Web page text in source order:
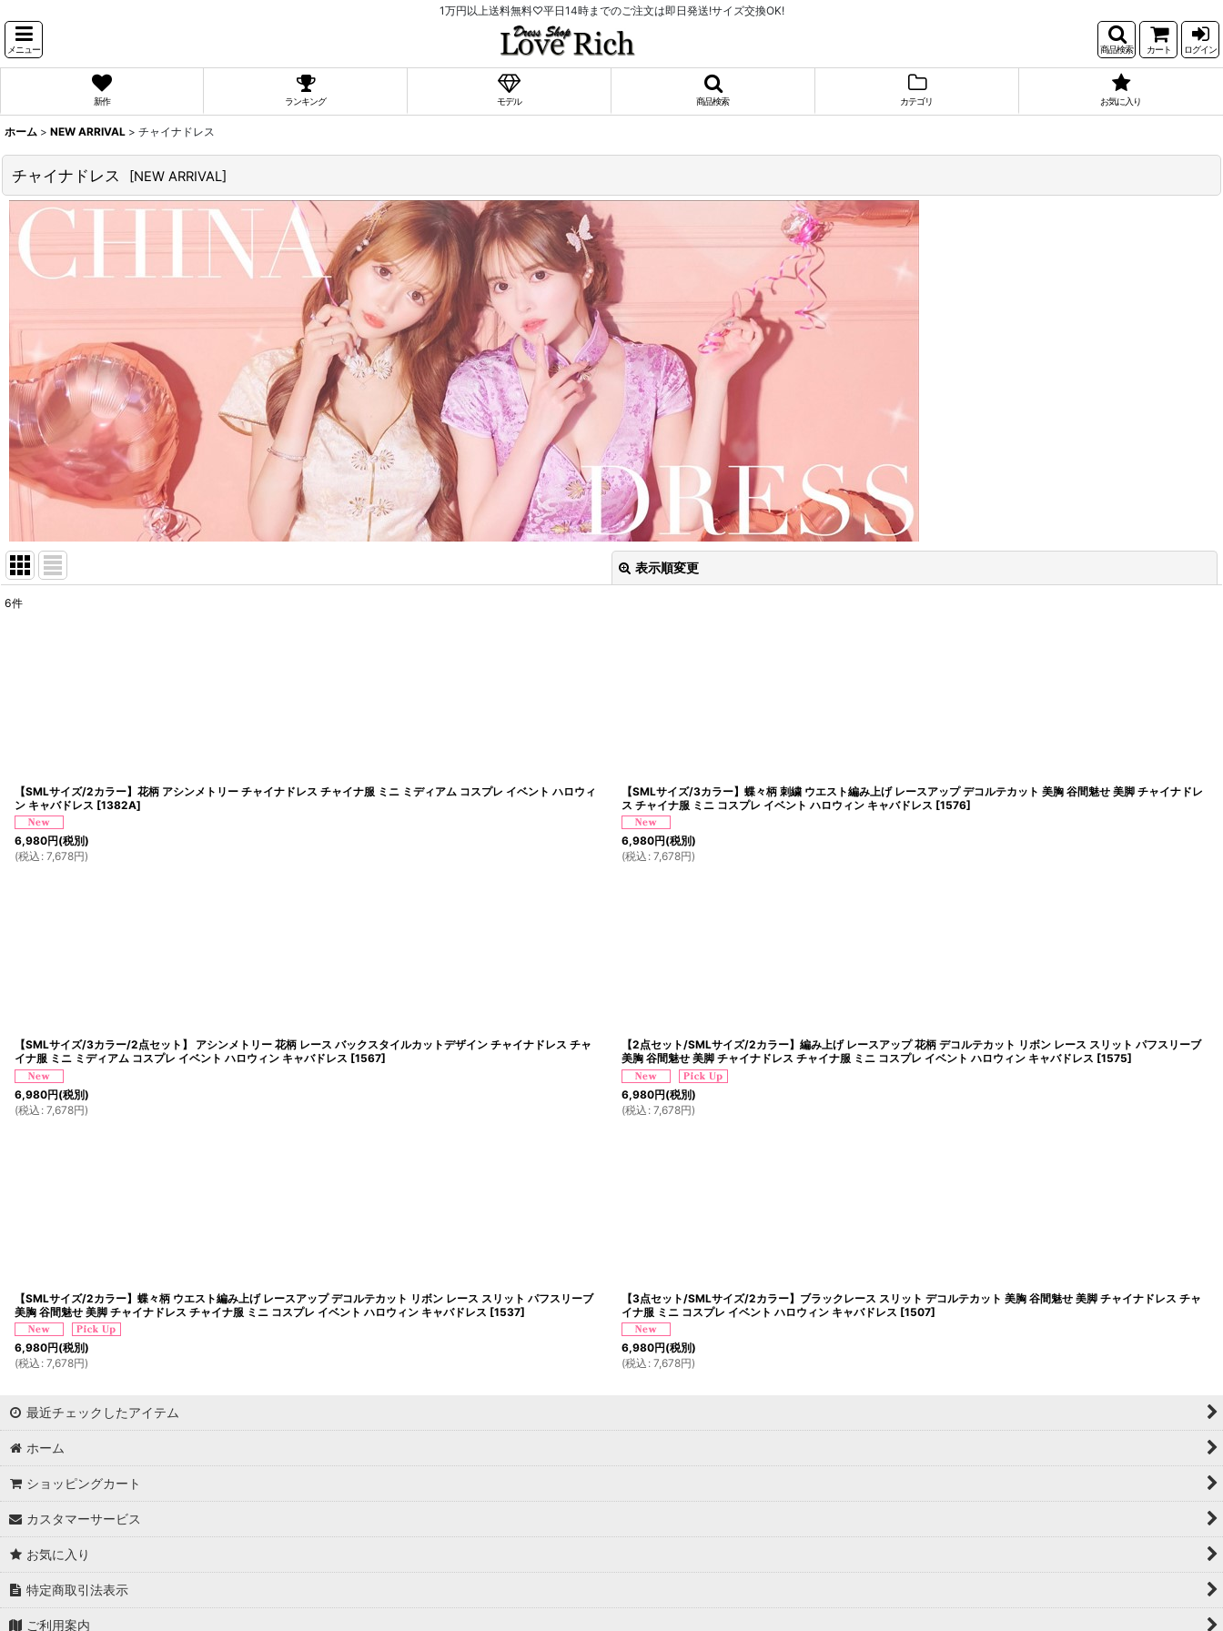
1万円以上送料無料♡平日14時までのご注文は即日発送!サイズ交換OK!
メニュー 商品検索 カート ログイン
新作 ランキング モデル 商品検索 カテゴリ お気に入り
ホーム > NEW ARRIVAL > チャイナドレス
チャイナドレス [NEW ARRIVAL]
表示順変更
6件
【SMLサイズ/2カラー】花柄 アシンメトリー チャイナドレス チャイナ服 ミニ ミディアム コスプレ イベント ハロウィ
ン キャバドレス [1382A]
6,980円(税別)
(税込 : 7,678円)
【SMLサイズ/3カラー】蝶々柄 刺繍 ウエスト編み上げ レースアップ デコルテカット 美胸 谷間魅せ 美脚 チャイナドレ
ス チャイナ服 ミニ コスプレ イベント ハロウィン キャバドレス [1576]
6,980円(税別)
(税込 : 7,678円)
【SMLサイズ/3カラー/2点セット】 アシンメトリー 花柄 レース バックスタイルカットデザイン チャイナドレス チャ
イナ服 ミニ ミディアム コスプレ イベント ハロウィン キャバドレス [1567]
6,980円(税別)
(税込 : 7,678円)
【2点セット/SMLサイズ/2カラー】編み上げ レースアップ 花柄 デコルテカット リボン レース スリット パフスリーブ
美胸 谷間魅せ 美脚 チャイナドレス チャイナ服 ミニ コスプレ イベント ハロウィン キャバドレス [1575]
6,980円(税別)
(税込 : 7,678円)
【SMLサイズ/2カラー】蝶々柄 ウエスト編み上げ レースアップ デコルテカット リボン レース スリット パフスリーブ
美胸 谷間魅せ 美脚 チャイナドレス チャイナ服 ミニ コスプレ イベント ハロウィン キャバドレス [1537]
6,980円(税別)
(税込 : 7,678円)
【3点セット/SMLサイズ/2カラー】ブラックレース スリット デコルテカット 美胸 谷間魅せ 美脚 チャイナドレス チャ
イナ服 ミニ コスプレ イベント ハロウィン キャバドレス [1507]
6,980円(税別)
(税込 : 7,678円)
最近チェックしたアイテム
ホーム
ショッピングカート
カスタマーサービス
お気に入り
特定商取引法表示
ご利用案内